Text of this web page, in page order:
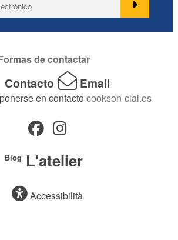
de contactar
Contacto Email
en contacto cookson-clal.es
Blog L'atelier
Accessibilità